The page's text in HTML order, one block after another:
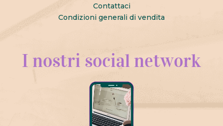
Contattaci
Condizioni generali di vendita
I nostri social network